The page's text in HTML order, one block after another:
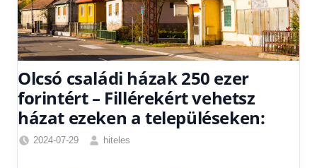
Olcsó családi házak 250 ezer
forintért – Fillérekért vehetsz
házat ezeken a településeken:
2024-07-29
hiteles